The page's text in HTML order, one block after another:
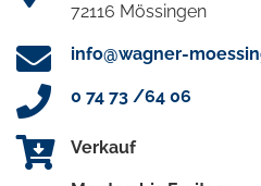
72116 Mössingen
info@wagner-
0 74 73 /64 06
Verkauf